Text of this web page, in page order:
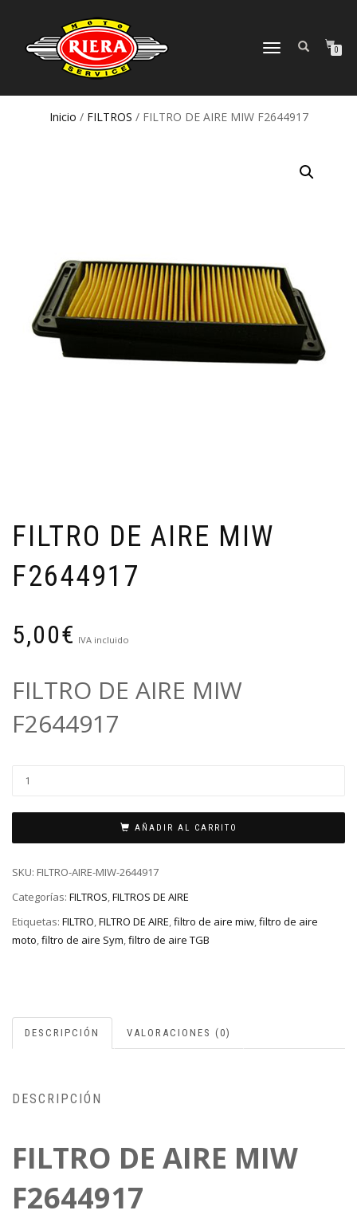
CAMBIAR
0
Inicio / FILTROS / FILTRO DE AIRE MIW F2644917
FILTRO DE AIRE MIW
F2644917
5,00€ IVA incluido
FILTRO DE AIRE MIW
F2644917
AÑADIR AL CARRITO
SKU: FILTRO-AIRE-MIW-2644917
Categorías: FILTROS,FILTROS DE AIRE
Etiquetas: FILTRO,FILTRO DE AIRE,filtro de aire miw,filtro de aire
moto,filtro de aire Sym,filtro de aire TGB
DESCRIPCIÓN VALORACIONES (0)
DESCRIPCIÓN
FILTRO DE AIRE MIW
F2644917